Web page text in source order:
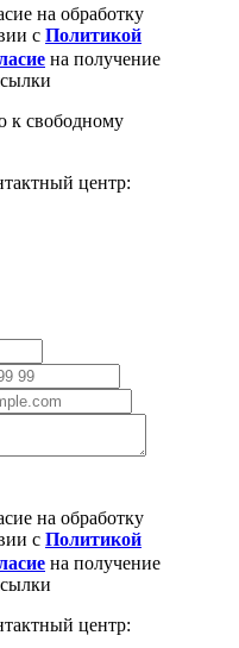
на обработку
с Политикой
на получение
к свободному
центр:
на обработку
с Политикой
на получение
центр: